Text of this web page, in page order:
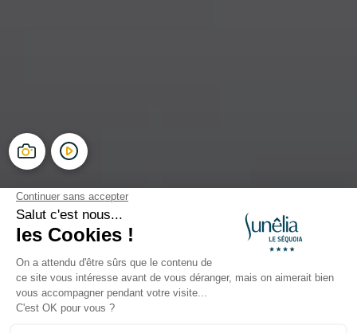
Camping Le Séquoia
Payrac, Vallée de la Dordogne, Occitanie
Ouvert du8 mai 2026au20 septembre 2026